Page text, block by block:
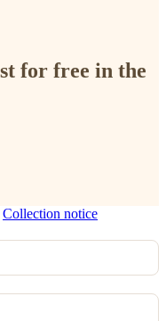
for free in the
Collection notice